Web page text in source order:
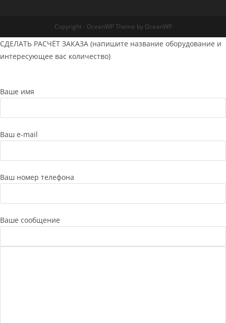
Copyright - OceanWP Theme by OceanWP
СДЕЛАТЬ РАСЧЁТ ЗАКАЗА (напишите название оборудование и
интересующее вас количество)
Ваше имя
Ваш e-mail
Ваш номер телефона
Ваше сообщение